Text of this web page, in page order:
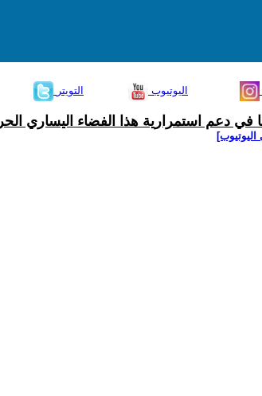
التويتر اليوتيوب
في دعم استمرارية هذا الفضاء اليساري الحر